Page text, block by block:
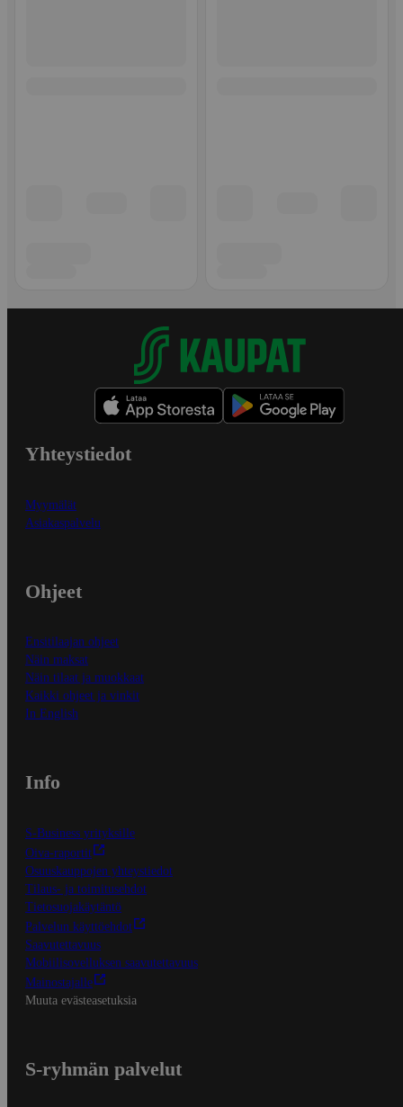
Yhteystiedot
Myymälät
Asiakaspalvelu
Ohjeet
Ensitilaajan ohjeet
Näin maksat
Näin tilaat ja muokkaat
Kaikki ohjeet ja vinkit
In English
Info
S-Business yrityksille
Oiva-raportit
Osuuskauppojen yhteystiedot
Tilaus- ja toimitusehdot
Tietosuojakäytäntö
Palvelun käyttöehdot
Saavutettavuus
Mobiilisovelluksen saavutettavuus
Mainostajalle
Muuta evästeasetuksia
S-ryhmän palvelut